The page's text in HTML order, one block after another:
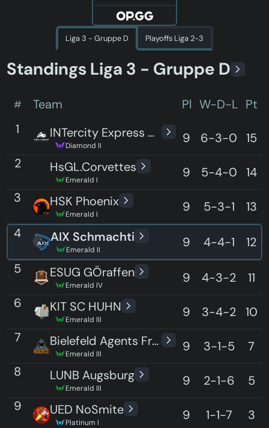
Liga 3 - Gruppe D Playoffs Liga 2-3
StandingsLiga 3 - Gruppe D
# Team Pl W-D-L Pt
1
INTercity Express Mannheim
Diamond II 9 6-3-0
15
2
HsGL.Corvettes
Emerald I 9 5-4-0
14
3
HSK Phoenix
Emerald I 9 5-3-1
13
4
AIX Schmachti
Emerald II 9 4-4-1
12
5
ESUG GÖraffen
Emerald IV 9 4-3-2
11
6
KIT SC HUHN
Emerald III 9 3-4-2
10
7
Bielefeld Agents Frost
Emerald III 9 3-1-5
7
8
LUNB Augsburg
Emerald III 9 2-1-6
5
9
UED NoSmite
Platinum I 9 1-1-7 3